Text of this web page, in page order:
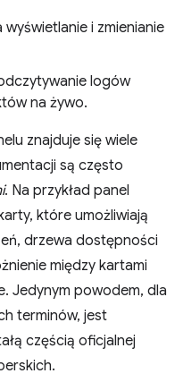
i zmienianie
logów
na żywo.
znajduje się wiele
są często
. Na przykład panel
które umożliwiają
drzewa dostępności
między kartami
Jedynym powodem, dla
terminów, jest
częścią oficjalnej